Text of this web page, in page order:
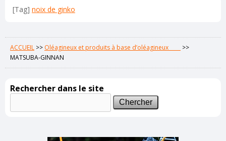
[Tag] noix de ginko
ACCUEIL >> Oléagineux et produits à base d’oléagineux
>>
MATSUBA-GINNAN
Rechercher dans le site